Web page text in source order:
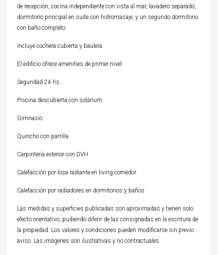
de recepción, cocina independiente con vista al mar, lavadero separado,
dormitorio principal en suite con hidromasaje, y un segundo dormitorio
con baño completo.
Incluye cochera cubierta y baulera.
El edificio ofrece amenities de primer nivel:
Seguridad 24 hs
Piscina descubierta con solárium
Gimnasio
Quincho con parrilla
Carpintería exterior con DVH
Calefacción por losa radiante en living comedor
Calefacción por radiadores en dormitorios y baños
Las medidas y superficies publicadas son aproximadas y tienen solo
efecto orientativo, pudiendo diferir de las consignadas en la escritura de
la propiedad. Los valores y condiciones pueden modificarse sin previo
aviso. Las imágenes son ilustrativas y no contractuales.